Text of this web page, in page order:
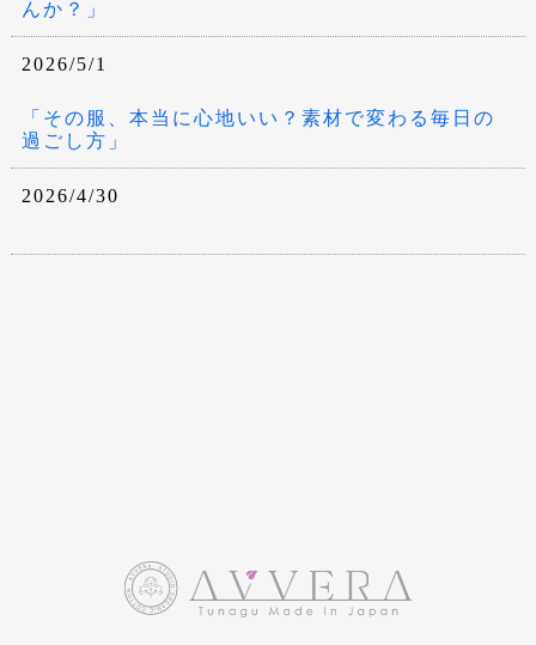
んか？」
2026/5/1
「その服、本当に心地いい？素材で変わる毎日の
過ごし方」
2026/4/30